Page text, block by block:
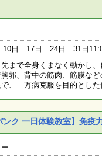
日 17日 24日 31日
まで全身くまなく動かし
郭、背中の筋肉、筋膜な
、 万病克服を目的とした
ンク 一日体験教室】免疫